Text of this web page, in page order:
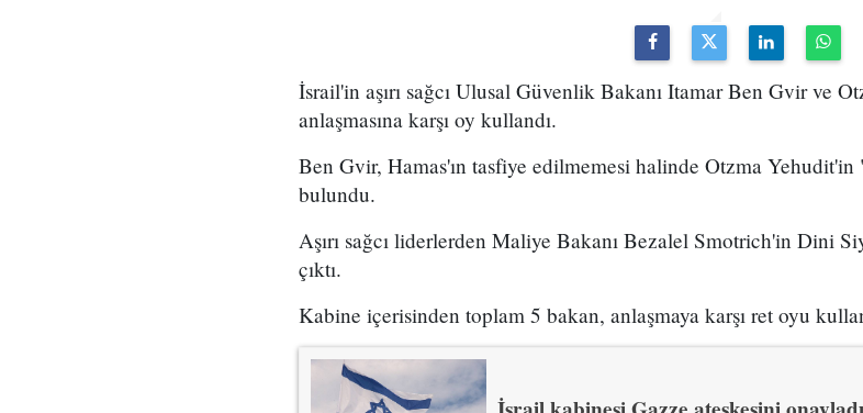
İsrail'in aşırı sağcı Ulusal Güvenlik Bakanı Itamar Ben Gvir ve
anlaşmasına karşı oy kullandı.
Ben Gvir, Hamas'ın tasfiye edilmemesi halinde Otzma
bulundu.
Aşırı sağcı liderlerden Maliye Bakanı Bezalel Smotrich'in Dini
çıktı.
Kabine içerisinden toplam 5 bakan, anlaşmaya karşı ret oyu